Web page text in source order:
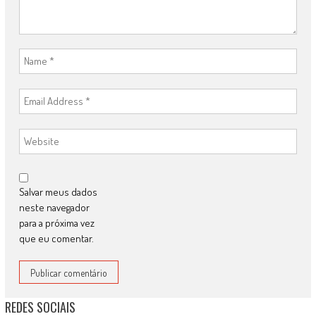
Salvar meus dados
neste navegador
para a próxima vez
que eu comentar.
REDES SOCIAIS